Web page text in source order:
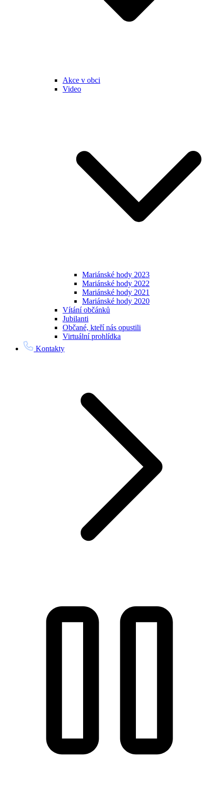
Akce v obci
Video
Mariánské hody 2023
Mariánské hody 2022
Mariánské hody 2021
Mariánské hody 2020
Vítání občánků
Jubilanti
Občané, kteří nás opustili
Virtuální prohlídka
Kontakty